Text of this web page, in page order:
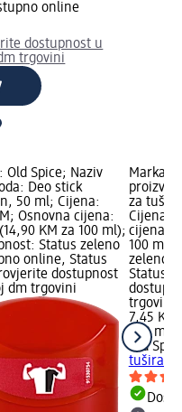
online
dostupnost u
trgovini
Old Spice; Naziv
Deo stick
50 ml; Cijena:
Osnovna cijena:
KM za 100 ml);
Status zeleno
online, Status
dostupnost
dm trgovini
Marka:
za
Cijena:
cijena:
100 ml);
zeleno
Status
trgovini
7,45 KM
400 ml
Old